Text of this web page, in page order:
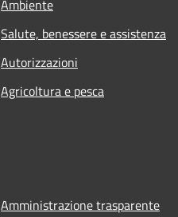
Ambiente
Salute, benessere e assistenza
Autorizzazioni
Agricoltura e pesca
Amministrazione trasparente